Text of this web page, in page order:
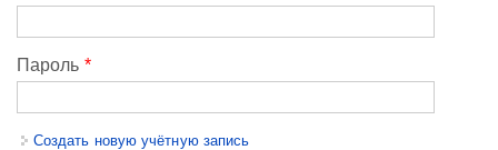
Пароль *
Создать новую учётную запись